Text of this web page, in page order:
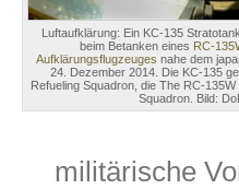
Luftaufklärung: Ein KC-135
beim Betanken eines RC-
Aufklärungsflugzeuges nahe dem
24. Dezember 2014. Die KC-135
Refueling Squadron, die The RC-
Squadron. Bild:
militärische